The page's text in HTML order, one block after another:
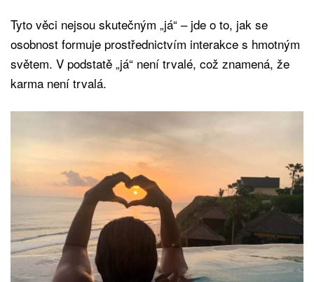
Tyto věci nejsou skutečným „já“ – jde o to, jak se
osobnost formuje prostřednictvím interakce s hmotným
světem. V podstatě „já“ není trvalé, což znamená, že
karma není trvalá.